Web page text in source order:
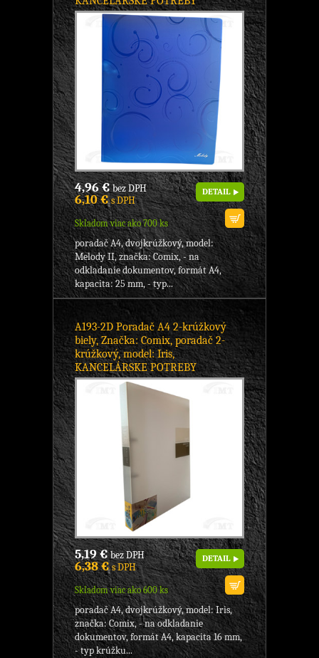
4,96 €bez DPH
6,10 €s DPH
Skladom viac ako 700 ks
DETAIL
poradač A4, dvojkrúžkový, model:
Melody II, značka: Comix, - na
odkladanie dokumentov, formát A4,
kapacita: 25 mm, - typ...
A193-2D Poradač A4 2-krúžkový
biely, Značka: Comix, poradač 2-
krúžkový, model: Iris,
KANCELÁRSKE POTREBY
5,19 €bez DPH
6,38 €s DPH
Skladom viac ako 600 ks
DETAIL
poradač A4, dvojkrúžkový, model: Iris,
značka: Comix, - na odkladanie
dokumentov, formát A4, kapacita 16 mm,
- typ krúžku...